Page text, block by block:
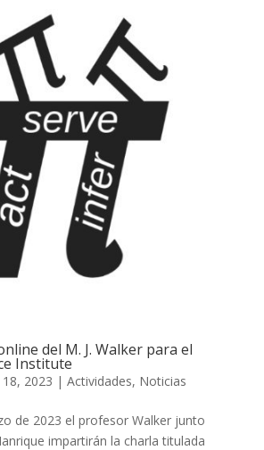
del M. J. Walker para el
Institute
18, 2023 | Actividades, Noticias
de 2023 el profesor Walker junto
impartirán la charla titulada